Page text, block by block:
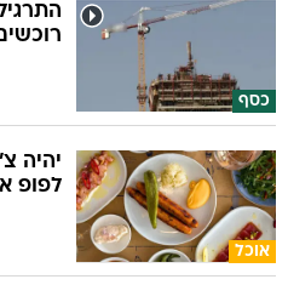
כסף
רוכשים
אוכל
יהיה
לפופ